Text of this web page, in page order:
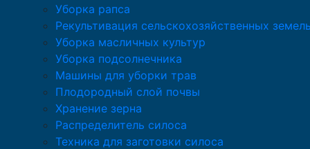
Уборка рапса
Рекультивация сельскохозяйственных
Уборка масличных культур
Уборка подсолнечника
Машины для уборки трав
Плодородный слой почвы
Хранение зерна
Распределитель силоса
Техника для заготовки силоса